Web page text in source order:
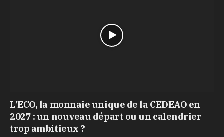
L’ECO, la monnaie unique de la CEDEAO en
2027 : un nouveau départ ou un calendrier
trop ambitieux ?